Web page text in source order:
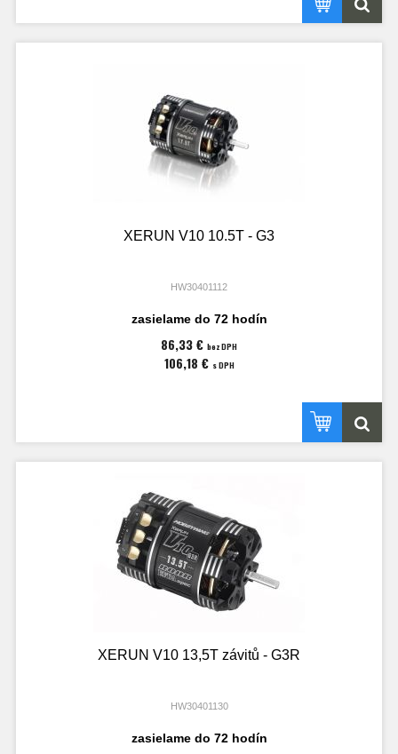
XERUN V10 10.5T - G3
HW30401112
zasielame do 72 hodín
86,33 € bez DPH
106,18 € s DPH
XERUN V10 13,5T závitů - G3R
HW30401130
zasielame do 72 hodín